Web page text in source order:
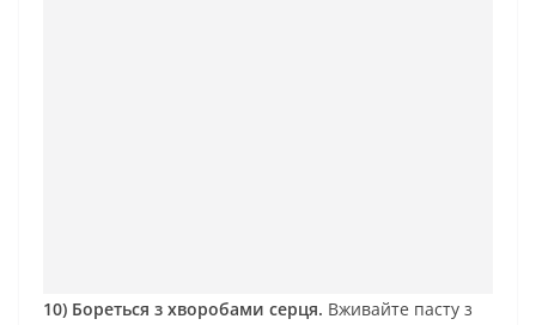
10) Бореться з хворобами серця. Вживайте пасту з